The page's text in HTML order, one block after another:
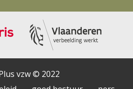
vzw © 2022